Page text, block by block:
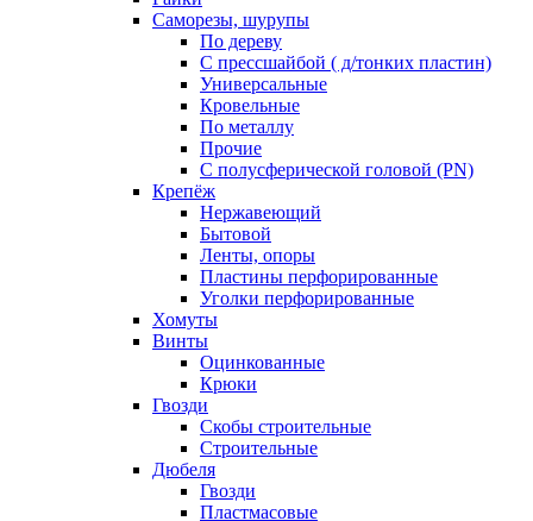
Саморезы, шурупы
По дереву
С прессшайбой ( д/тонких пластин)
Универсальные
Кровельные
По металлу
Прочие
С полусферической головой (PN)
Крепёж
Нержавеющий
Бытовой
Ленты, опоры
Пластины перфорированные
Уголки перфорированные
Хомуты
Винты
Оцинкованные
Крюки
Гвозди
Скобы строительные
Строительные
Дюбеля
Гвозди
Пластмасовые